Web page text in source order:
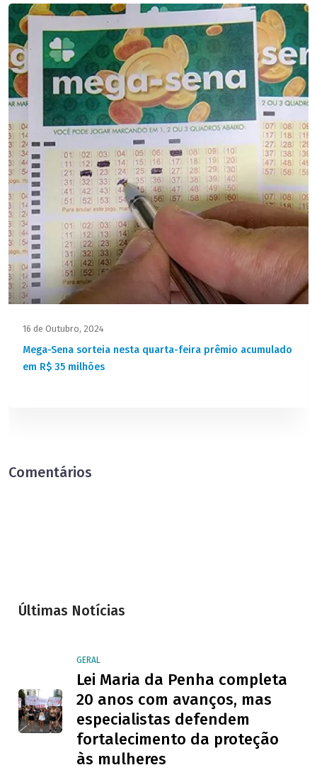
16 de Outubro, 2024
Mega-Sena sorteia nesta quarta-feira prêmio acumulado
em R$ 35 milhões
Comentários
Últimas Notícias
GERAL
Lei Maria da Penha completa
20 anos com avanços, mas
especialistas defendem
fortalecimento da proteção
às mulheres